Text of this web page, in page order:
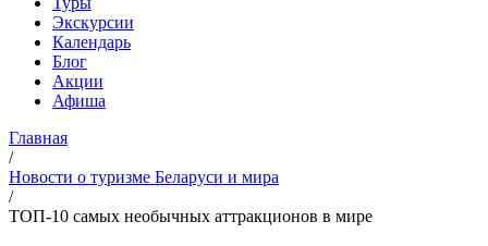
Экскурсии
Календарь
Блог
Акции
Афиша
Главная
/
Новости о туризме Беларуси и мира
/
ТОП-10 самых необычных аттракционов в мире